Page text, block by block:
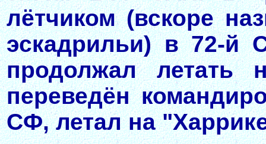
лётчиком (вскоре
эскадрильи) в 72-й
продолжал летать
переведён
СФ, летал на